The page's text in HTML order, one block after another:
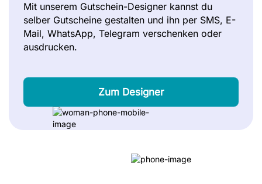
Mit unserem Gutschein-Designer kannst du
selber Gutscheine gestalten und ihn per SMS, E-
Mail, WhatsApp, Telegram verschenken oder
ausdrucken.
Zum Designer